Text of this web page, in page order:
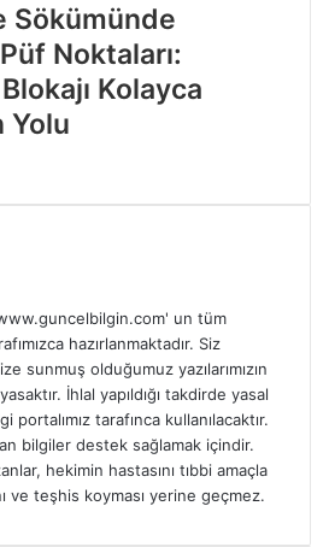
Sökümünde
Noktaları:
Kolayca
Yolu
un tüm
hazırlanmaktadır. Siz
sunmuş olduğumuz yazılarımızın
İhlal yapıldığı takdirde yasal
portalımız tarafınca kullanılacaktır.
bilgiler destek sağlamak içindir.
hekimin hastasını tıbbi amaçla
ve teşhis koyması yerine geçmez.